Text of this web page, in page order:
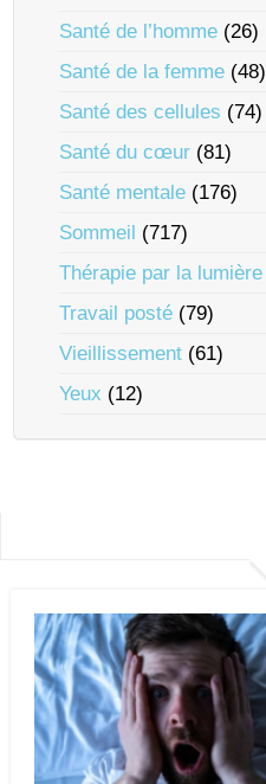
Santé de l’homme (26)
Santé de la femme (48)
Santé des cellules (74)
Santé du cœur (81)
Santé mentale (176)
Sommeil (717)
Thérapie par la lumière
Travail posté (79)
Vieillissement (61)
Yeux (12)